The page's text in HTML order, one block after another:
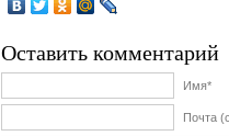
Оставить комментарий
Имя*
Почта